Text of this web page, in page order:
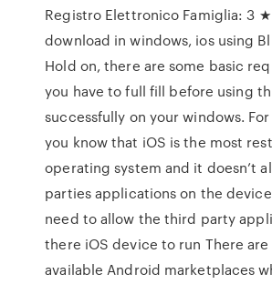
Registro Elettronico Famiglia: 3
download in windows, ios using
Hold on, there are some basic
you have to full fill before using
successfully on your windows.
you know that iOS is the most
operating system and it doesn’t
parties applications on the
need to allow the third party
there iOS device to run There
available Android marketplaces